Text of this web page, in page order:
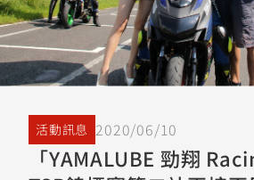
YZF-R7
550+
YZF-R3
251~549
AMT
550+
07
Y-
XMAX
251~549
NMAX
150
CYGNUS
X
Vinoora
125
活動訊息 2020/06/10
「YAMALUBE 勁翔